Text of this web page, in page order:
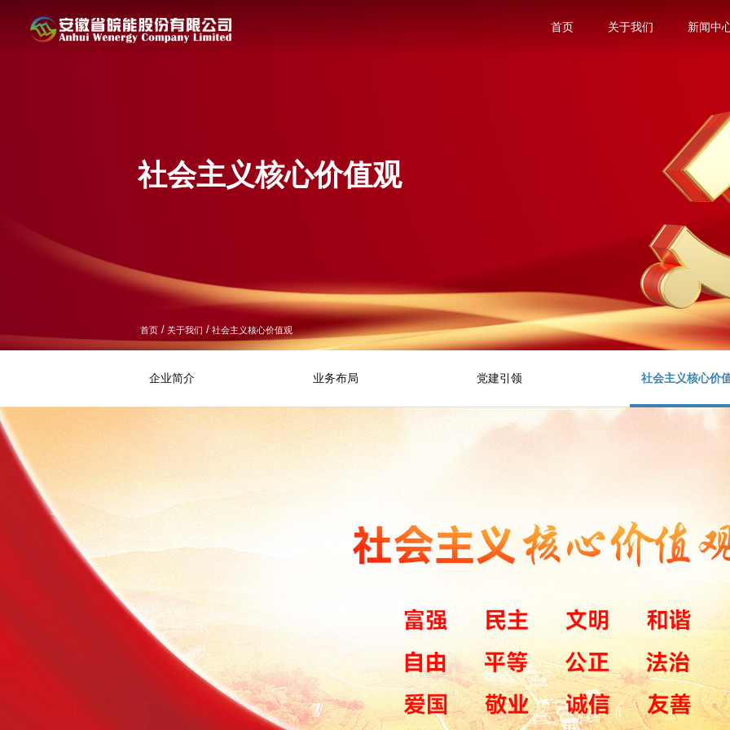
首页 关于我们 新闻中
社会主义核心价值观
首页 / 关于我们 / 社会主义核心价值观
企业简介 业务布局 党建引领 社会主义核心价